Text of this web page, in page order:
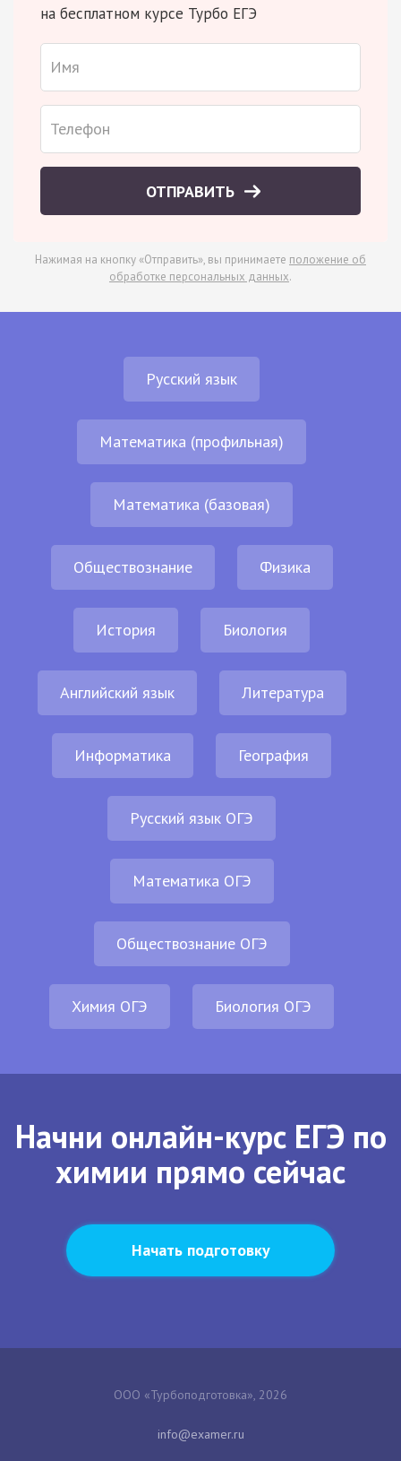
на бесплатном курсе Турбо ЕГЭ
ОТПРАВИТЬ
Нажимая на кнопку «Отправить», вы принимаете положение об
обработке персональных данных.
Русский язык
Математика (профильная)
Математика (базовая)
Обществознание Физика
История Биология
Английский язык Литература
Информатика География
Русский язык ОГЭ
Математика ОГЭ
Обществознание ОГЭ
Химия ОГЭ Биология ОГЭ
Начни онлайн-курс ЕГЭ по
химии прямо сейчас
Начать подготовку
ООО «Турбоподготовка», 2026